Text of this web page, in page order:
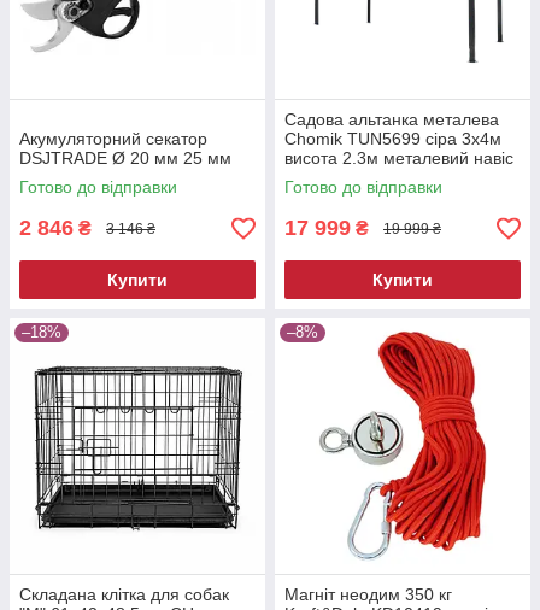
Акумуляторний секатор
DSJTRADE Ø 20 мм 25 мм
Готово до відправки
2 846 ₴ 3 146 ₴
Купити
Садова альтанка металева
Chomik TUN5699 сіра 3х4м
висота 2.3м металевий навіс
від сонця
Готово до відправки
17 999 ₴ 19 999 ₴
Купити
–18%
Складана клітка для собак
–8%
Магніт неодим 350 кг